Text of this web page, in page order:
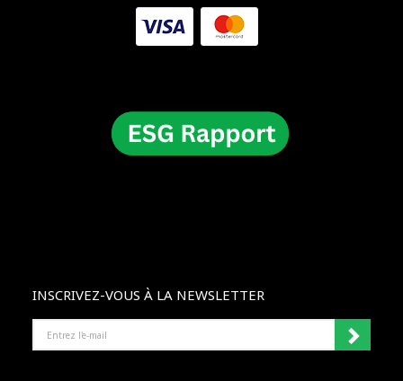
INSCRIVEZ-VOUS À LA NEWSLETTER
MAIL